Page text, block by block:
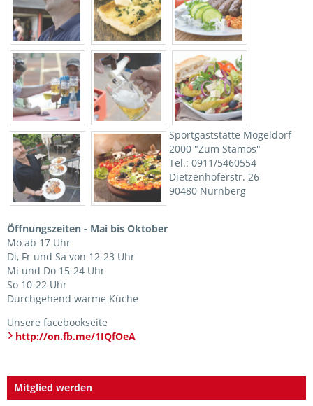
ANDERE
ÜBER UNS
DER VEREIN
NEWS
SPORTANLAGE
VEREINSLEITUNG
SPONSORING
GASTRONOMIE
VEREINSHEFT
VERANSTALTUNGEN
Sportgaststätte Mögeldorf
2000 "Zum Stamos"
Tel.: 0911/5460554
Dietzenhoferstr. 26
90480 Nürnberg
Öffnungszeiten - Mai bis Oktober
Mo ab 17 Uhr
Di, Fr und Sa von 12-23 Uhr
Mi und Do 15-24 Uhr
So 10-22 Uhr
Durchgehend warme Küche
Unsere facebookseite
http://on.fb.me/1IQfOeA
Mitglied werden